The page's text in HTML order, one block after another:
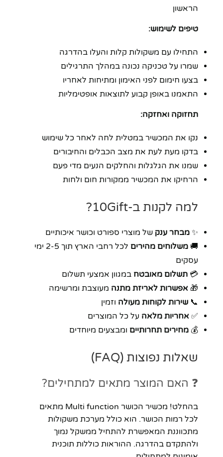
הראשון
טיפים לשימוש:
התחילו עם משקולות קלות והעלו בהדרגה
שמרו על טכניקה נכונה במהלך התרגילים
בצעו חימום לפני האימון ומתיחות לאחריו
התאמנו באופן קבוע לתוצאות אופטימליות
תחזוקה ואחזקה:
נקו את המכשיר במטלית לחה לאחר כל שימוש
בדקו מעת לעת את מצב הכבלים והחיבורים
שמנו את הגלגלות והחלקים הנעים מדי פעם
הרחיקו את המכשיר ממקורות חום ולחות
למה לקנות ב-10Gift?
✨ מבחר ענק של מוצרי ספורט וכושר איכותיים
🚚 משלוחים מהירים
לכל רחבי הארץ תוך 2-5 ימי
עסקים
💳 תשלום מאובטח במגוון אמצעי תשלום
🎁 אפשרות לאריזת מתנה מעוצבת ומרשימה
📞 שירות לקוחות מעולה וזמין
✅ אחריות מלאה על כל המוצרים
💰 מחירים תחרותיים ומבצעים מיוחדים
שאלות נפוצות (FAQ)
❓ האם המוצר מתאים למתחילים?
בהחלט! מכשיר הכושר Multi function מתאים
לכל רמות הכושר. הוא כולל מערכת משקולות
מתכווננת המאפשרת להתחיל ממשקל נמוך
ולהתקדם בהדרגה. ההוראות כוללות תוכנית